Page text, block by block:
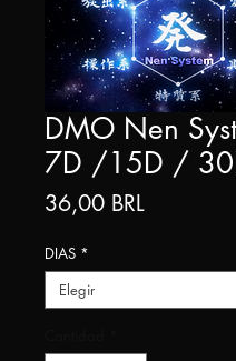
DMO Nen
7D /15D /
36,00 BRLPrecio
DIAS *